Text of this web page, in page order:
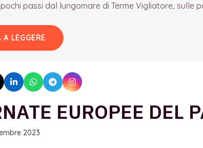
passi dal lungomare di Terme Vigliatore, sulle
LEGGERE
EUROPEE DEL
2023